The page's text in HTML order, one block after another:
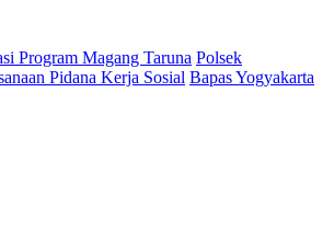
Program Magang Taruna Polsek
Pidana Kerja Sosial Bapas Yogyakarta